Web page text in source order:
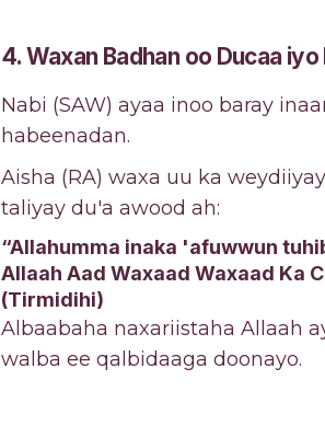
4. Waxan Badhan oo Ducaa
Nabi (SAW) ayaa inoo baray
habeenadan.
Aisha (RA) waxa uu ka
taliyay du'a awood ah:
“Allahumma inaka 'afuwwun
Allaah Aad Waxaad Waxaad Ka
(Tirmidihi)
Albaabaha naxariistaha Allaah
walba ee qalbidaaga doonayo.